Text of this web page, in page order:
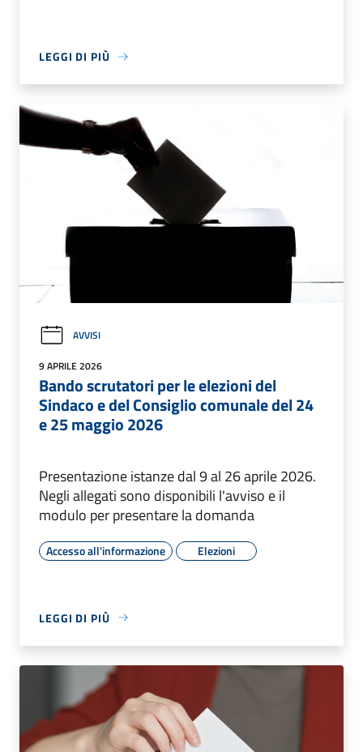
LEGGI DI PIÙ
AVVISI
9 APRILE 2026
Bando scrutatori per le elezioni del
Sindaco e del Consiglio comunale del 24
e 25 maggio 2026
Presentazione istanze dal 9 al 26 aprile 2026.
Negli allegati sono disponibili l'avviso e il
modulo per presentare la domanda
Accesso all'informazione Elezioni
LEGGI DI PIÙ